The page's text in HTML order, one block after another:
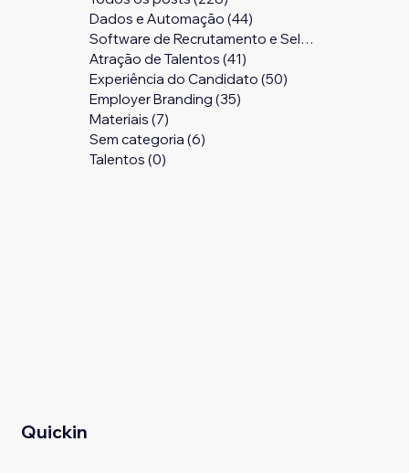
Dados e Automação (44)
Software de Recrutamento e Seleção
Atração de Talentos (41)
Experiência do Candidato (50)
Employer Branding (35)
Materiais (7)
Sem categoria (6)
Talentos (0)
Quickin